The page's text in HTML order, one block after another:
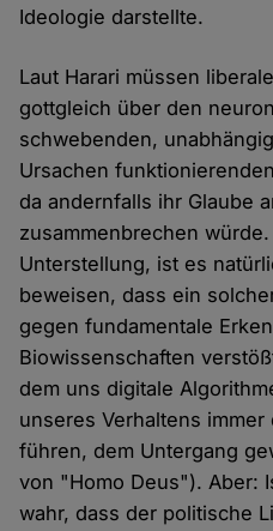
Ideologie darstellte.
Laut Harari müssen
gottgleich über den
schwebenden,
Ursachen
da andernfalls ihr Glaube
zusammenbrechen
Unterstellung, ist es
beweisen, dass ein
gegen fundamentale
Biowissenschaften
dem uns digitale
unseres Verhaltens
führen, dem Untergang
von "Homo Deus"). Aber:
wahr, dass der politische